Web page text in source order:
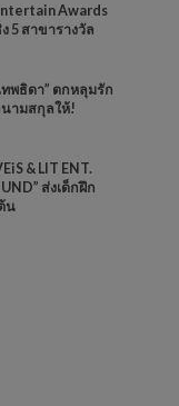
Awards
5 สาขารางวัล
ทพธิดา” ตกหลุมรัก
ามสกุลให้!
& LIT ENT.
ส่งเด็กฝึก
น